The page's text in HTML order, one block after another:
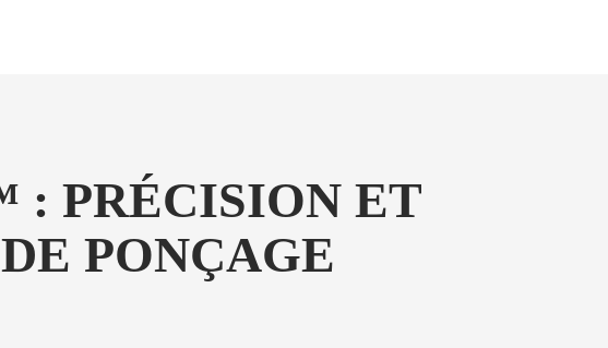
PRÉCISION ET
PONÇAGE